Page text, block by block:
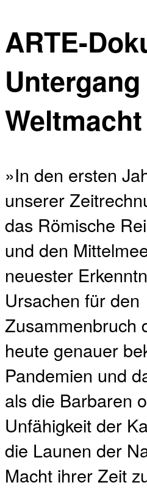
ARTE-
Weltmacht
»In den ersten
unserer
das Römische
und den
neuester
Ursachen für den
Zusammenbruch
heute genauer
Pandemien und
als die Barbaren
Unfähigkeit der
die Launen der
Macht ihrer Zeit